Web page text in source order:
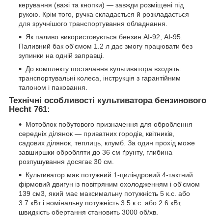
керування (важі та кнопки) — завжди розміщені під
рукою. Крім того, ручка складається й розкладається
для зручнішого транспортування обладнання.
Як паливо використовується бензин АІ-92, АІ-95.
Паливний бак об'ємом 1.2 л дає змогу працювати без
зупинки на одній заправці.
До комплекту постачання культиватора входять:
транспортувальні колеса, інструкція з гарантійним
талоном і паковання.
Технічні особливості культиватора бензинового
Hecht 761:
Мотоблок побутового призначення для оброблення
середніх ділянок — приватних городів, квітників,
садових ділянок, теплиць, клумб. За один прохід може
завширшки обробляти до 36 см ґрунту, глибина
розпушування досягає 30 см.
Культиватор має потужний 1-циліндровий 4-тактний
фірмовий двигун із повітряним охолодженням і об'ємом
139 см3 , який має максимальну потужність 5 к.с. або
3.7 кВт і номінальну потужність 3.5 к.с. або 2.6 кВт,
швидкість обертання становить 3000 об/хв.